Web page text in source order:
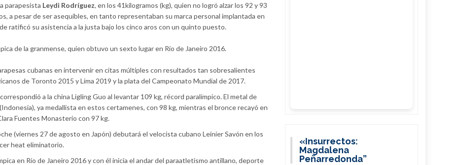
parapesista Leydi Rodríguez, en los 41kilogramos (kg), quien no logró alzar los 92 y 93
a pesar de ser asequibles, en tanto representaban su marca personal implantada en
ratificó su asistencia a la justa bajo los cinco aros con un quinto puesto.
de la granmense, quien obtuvo un sexto lugar en Río de Janeiro 2016.
cubanas en intervenir en citas múltiples con resultados tan sobresalientes
de Toronto 2015 y Lima 2019 y la plata del Campeonato Mundial de 2017.
a la china Ligling Guo al levantar 109 kg, récord paralímpico. El metal de
ya medallista en estos certamenes, con 98 kg, mientras el bronce recayó en
Fuentes Monasterio con 97 kg.
(viernes 27 de agosto en Japón) debutará el velocista cubano Leinier Savón en los
heat eliminatorio.
en Río de Janeiro 2016 y con él inicia el andar del paraatletismo antillano, deporte
«Insurrectos:
Magdalena
Peñarredonda”